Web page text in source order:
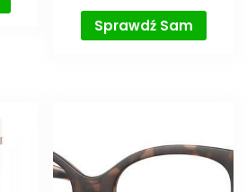
Sprawdź Sam